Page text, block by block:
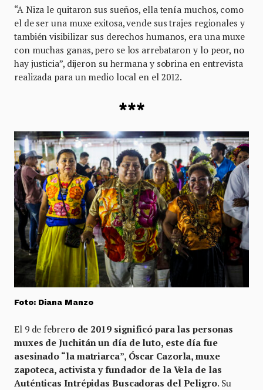
“A Niza le quitaron sus sueños, ella tenía muchos, como
el de ser una muxe exitosa, vende sus trajes regionales y
también visibilizar sus derechos humanos, era una muxe
con muchas ganas, pero se los arrebataron y lo peor, no
hay justicia”, dijeron su hermana y sobrina en entrevista
realizada para un medio local en el 2012.
***
Foto: Diana Manzo
El 9 de febrero de 2019 significó para las personas
muxes de Juchitán un día de luto, este día fue
asesinado “la matriarca”, Óscar Cazorla, muxe
zapoteca, activista y fundador de la Vela de las
Auténticas Intrépidas Buscadoras del Peligro. Su